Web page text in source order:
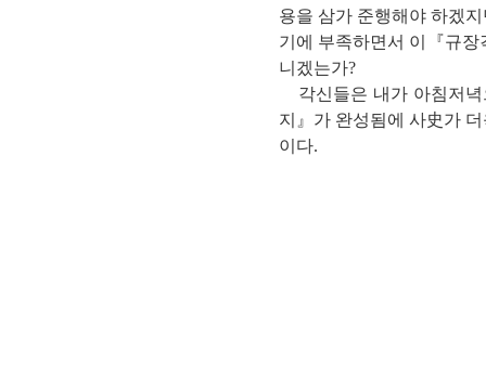
용을 삼가 준행해야 하겠
기에 부족하면서 이『규
니겠는가?
각신들은 내가 아침저녁
지』가 완성됨에 사史가
이다.